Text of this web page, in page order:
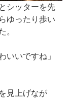
シッターを先
ゆったり歩い
。
いいですね」
見上げなが